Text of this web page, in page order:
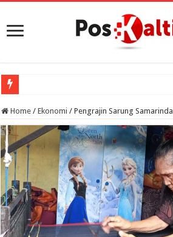
Home / Ekonomi / Pengrajin Sarung Samarinda